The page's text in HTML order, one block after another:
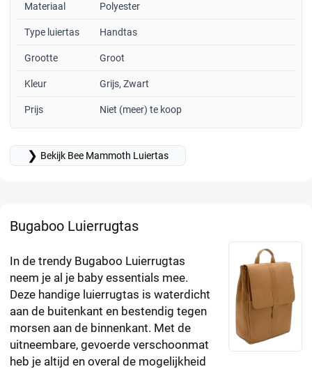
Materiaal Polyester
Type luiertas Handtas
Grootte Groot
Kleur Grijs, Zwart
Prijs Niet (meer) te koop
❯ Bekijk Bee Mammoth Luiertas
Bugaboo Luierrugtas
In de trendy Bugaboo Luierrugtas
neem je al je baby essentials mee.
Deze handige luierrugtas is waterdicht
aan de buitenkant en bestendig tegen
morsen aan de binnenkant. Met de
uitneembare, gevoerde verschoonmat
heb je altijd en overal de mogelijkheid